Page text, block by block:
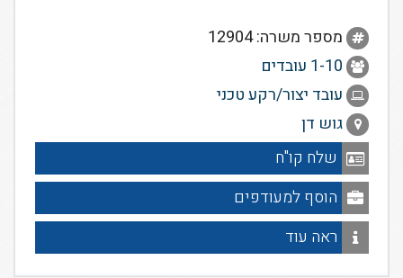
מספר משרה: 12904
1-10 עובדים
עובד יצור/רקע טכני
גוש דן
שלח קו"ח
הוסף למעודפים
ראה עוד